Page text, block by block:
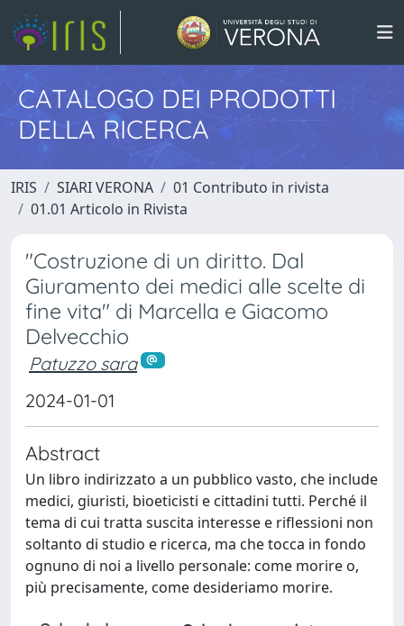
CATALOGO DEI PRODOTTI
DELLA RICERCA
IRIS SIARI VERONA
01 Contributo in rivista
01.01 Articolo in Rivista
"Costruzione di un diritto. Dal
Giuramento dei medici alle scelte di
fine vita" di Marcella e Giacomo
Delvecchio
Patuzzo sara
2024-01-01
Abstract
Un libro indirizzato a un pubblico vasto, che include
medici, giuristi, bioeticisti e cittadini tutti. Perché il
tema di cui tratta suscita interesse e riflessioni non
soltanto di studio e ricerca, ma che tocca in fondo
ognuno di noi a livello personale: come morire o,
più precisamente, come desideriamo morire.